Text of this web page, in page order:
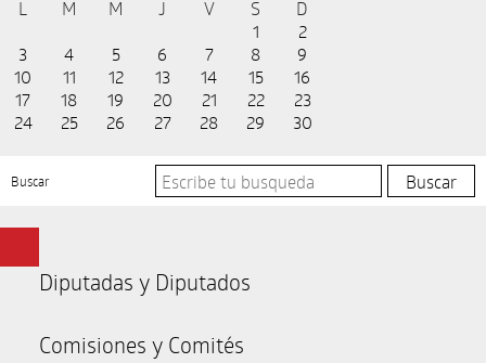
L M M J V S
D
1
2
3
4 5 6 7 8
9
10
11 12 13 14 15
16
17
18 19 20 21 22
23
24
25 26 27 28 29 30
Buscar
Diputadas y Diputados
Comisiones y Comités